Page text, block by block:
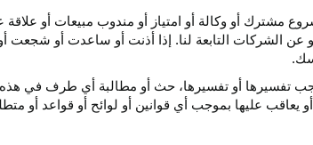
مشترك أو وكالة أو امتياز أو مندوب مبيعات أو علاقة
عن الشركات التابعة لنا. إذا أذنت أو ساعدت أو شجعت
تفسيرها أو تفسيرها، حث أو مطالبة أي طرف في هذه
يعاقب عليها بموجب أي قوانين أو لوائح أو قواعد أو